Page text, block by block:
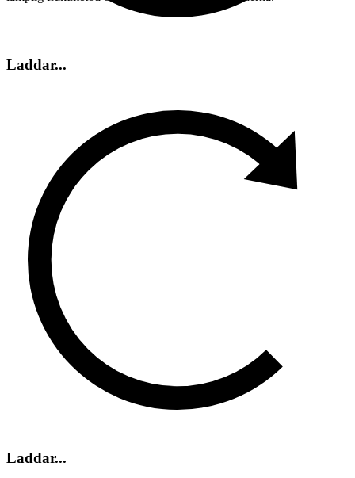
Laddar...
Laddar...